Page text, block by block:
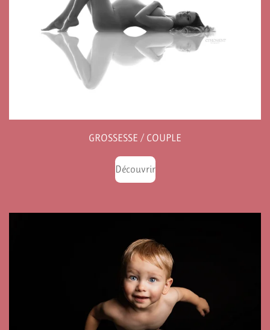
GROSSESSE / COUPLE
Découvrir